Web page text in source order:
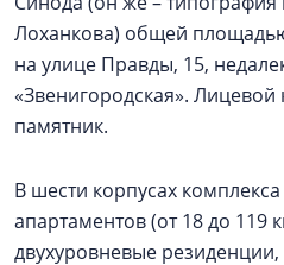
Лоханкова) общей
на улице Правды, 15,
«Звенигородская».
памятник.
В шести корпусах
апартаментов (от 18 до 119
двухуровневые